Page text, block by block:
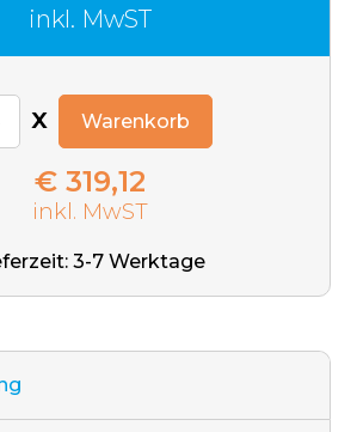
inkl. MwST
x Warenkorb
€ 319,12
inkl. MwST
3-7 Werktage